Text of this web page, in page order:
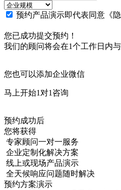
预约产品演示即代表同意 《
您已成功提交预约！
我们的顾问将会在1个工作日内
您也可以添加企业微信
马上开始1对1咨询
预约成功后
您将获得
专家顾问一对一服务
企业定制化解决方案
线上或现场产品演示
全天候响应问题随时解决
预约方案演示